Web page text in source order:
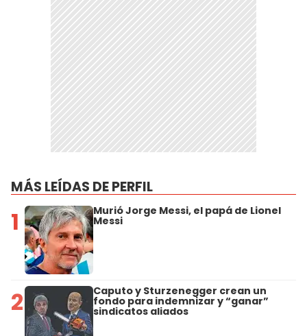
MÁS LEÍDAS DE PERFIL
1 Murió Jorge Messi, el papá de Lionel
Messi
2 Caputo y Sturzenegger crean un
fondo para indemnizar y “ganar”
sindicatos aliados